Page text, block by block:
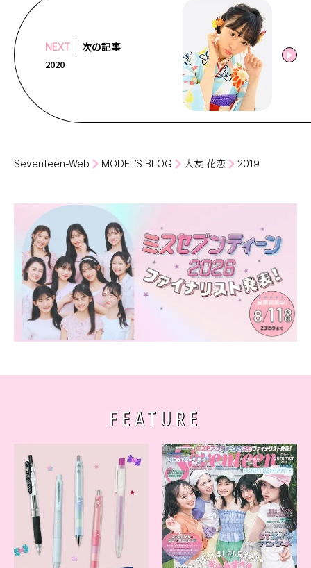
NEXT 次の記事
2020
Seventeen-Web MODEL’S BLOG 大友 花恋 2019
FEATURE